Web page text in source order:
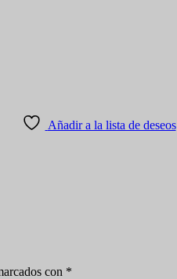
Añadir a la lista de deseos
con *